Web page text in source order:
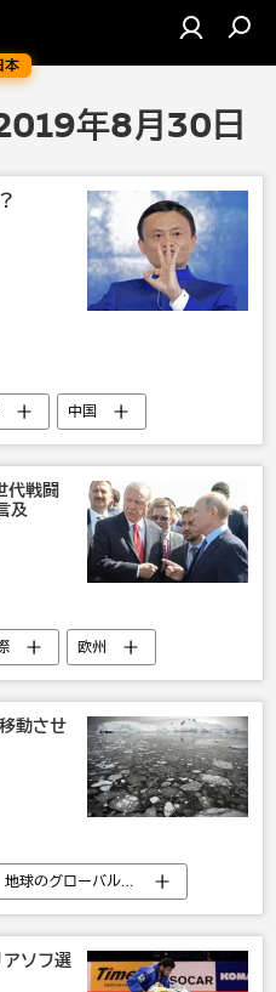
本
年8月30日
中国
代戦闘
及
欧州
ルコ
動させ
人類にはまだチャンスがあるか？ 地球のグローバルな環境問題
環境
ソフ選